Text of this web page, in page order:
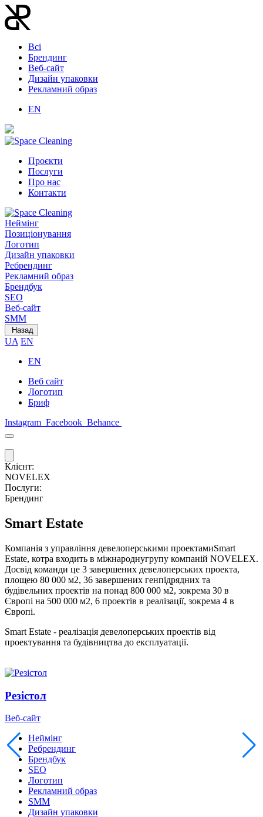
Всі
Брендинг
Веб-сайт
Дизайн упаковки
Рекламний образ
EN
Проєкти
Послуги
Про нас
Контакти
Неймінг
Позиціонування
Логотип
Дизайн упаковки
Ребрендинг
Рекламний образ
Брендбук
SEO
Веб-сайт
SMM
Назад
UA EN
EN
Веб сайт
Логотип
Бриф
Instagram Facebook Behance
Клієнт:
NOVELEX
Послуги:
Брендинг
Smart Estate
Компанія з управління девелоперськими проектамиSmart
Estate, котра входить в міжнароднугрупу компаній NOVELEX.
Досвід команди це 3 завершених девелоперських проекта,
площею 80 000 м2, 36 завершених генпідрядних та
будівельних проектів на понад 800 000 м2, зокрема 30 в
Європі на 500 000 м2, 6 проектів в реалізації, зокрема 4 в
Європі.
Smart Estate - реалізація девелоперських проектів від
проектування та будівництва до експлуатації.
Резістол
Веб-сайт
Неймінг
Ребрендинг
Брендбук
SEO
Логотип
Рекламний образ
SMM
Дизайн упаковки